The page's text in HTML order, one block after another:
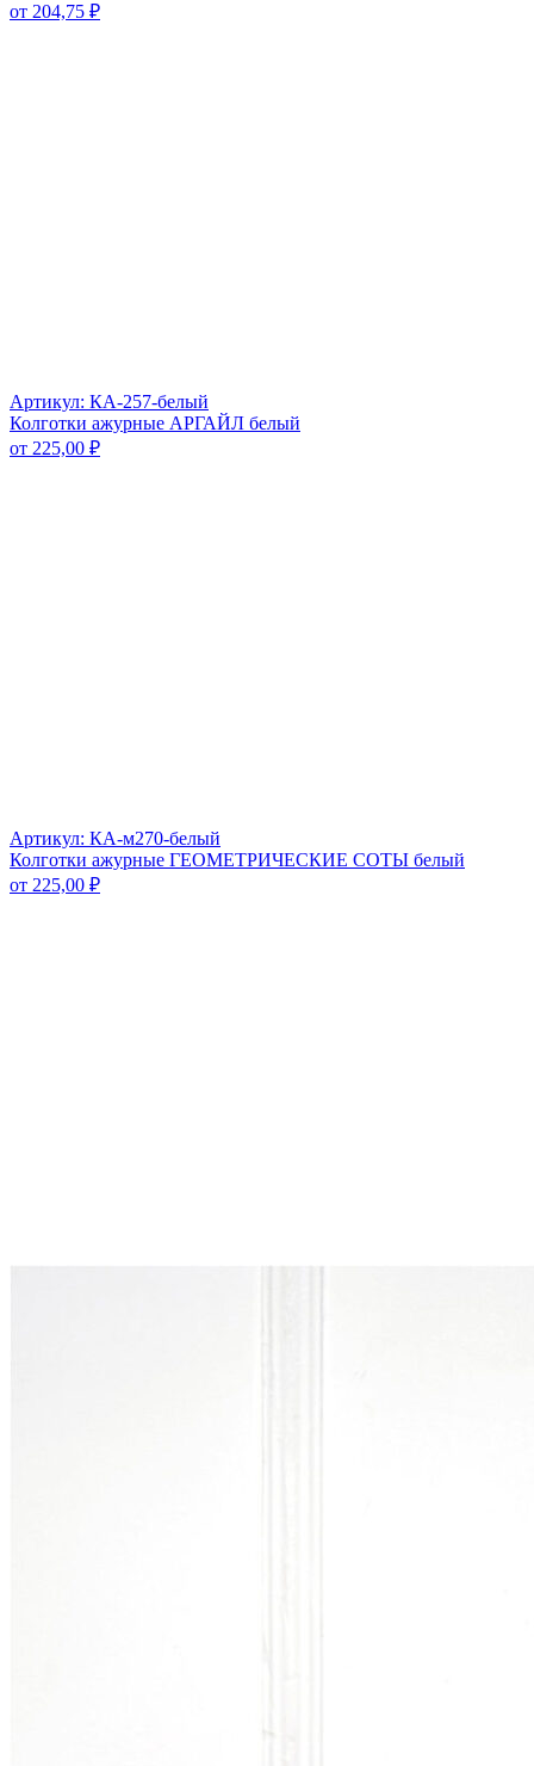
от 204,75 ₽
Артикул: КА-257-белый
Колготки ажурные АРГАЙЛ белый
от 225,00 ₽
Артикул: КА-м270-белый
Колготки ажурные ГЕОМЕТРИЧЕСКИЕ СОТЫ белый
от 225,00 ₽